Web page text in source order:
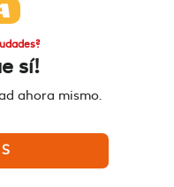
sí!
ahora mismo.